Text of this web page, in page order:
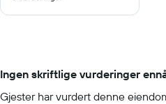
Ingen skriftlige vurderinger
Gjester har vurdert denne